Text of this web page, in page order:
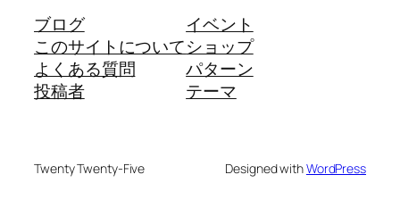
ブログ
このサイトについて
よくある質問
投稿者
イベント
ショップ
パターン
テーマ
Twenty Twenty-Five Designed withWordPress